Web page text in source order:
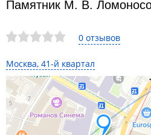
0 отзывов
Москва, 41-й квартал
Памятник М. В.